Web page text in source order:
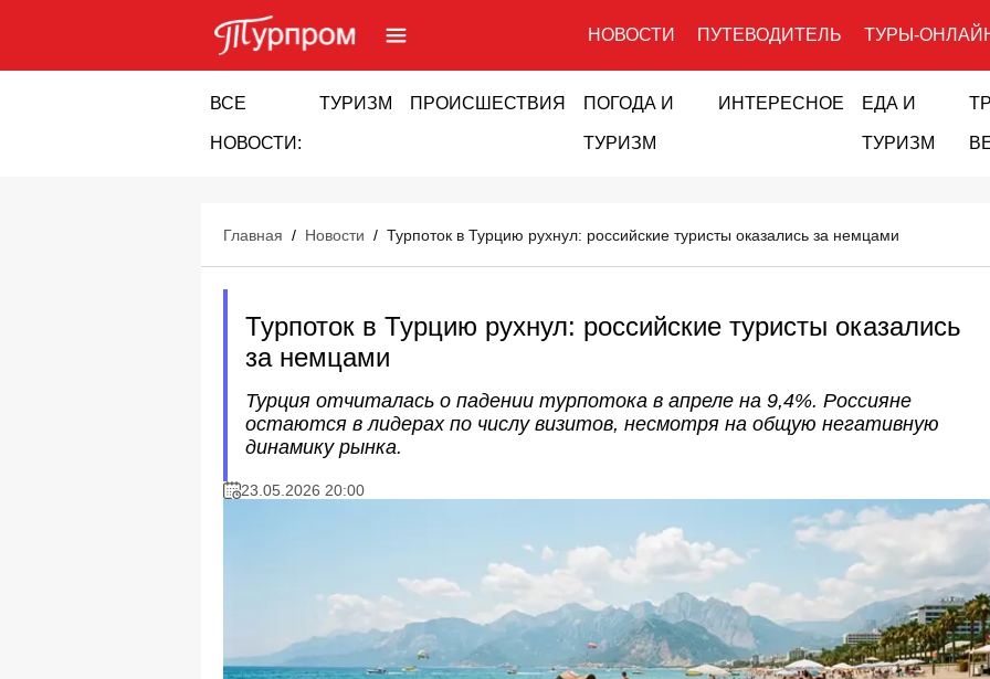
НОВОСТИ ПУТЕВОДИТЕЛЬ ТУРЫ-
ВСЕ
НОВОСТИ:
ТУРИЗМ ПРОИСШЕСТВИЯ ПОГОДА И
ТУРИЗМ
ИНТЕРЕСНОЕ ЕДА И
ТУРИЗМ
Главная / Новости / Турпоток в Турцию рухнул: российские туристы оказались за немцами
Турпоток в Турцию рухнул: российские туристы оказались
за немцами
Турция отчиталась о падении турпотока в апреле на 9,4%. Россияне
остаются в лидерах по числу визитов, несмотря на общую негативную
динамику рынка.
23.05.2026 20:00